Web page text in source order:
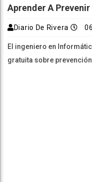
Aprender A
Diario De Rivera
El ingeniero en
gratuita sobre